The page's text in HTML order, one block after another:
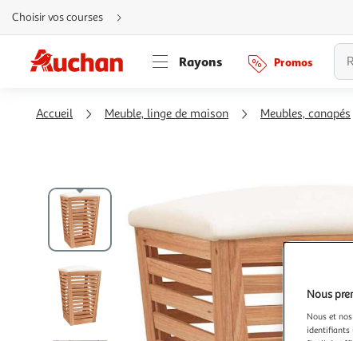
Aller
directement
au
Aller
directement
à
Aller
directement
rubrique
Choisir vos courses
Rayons Promos
Accueil Meuble, linge de maison Meubles, canapés
Nous
Nous et
identifiants